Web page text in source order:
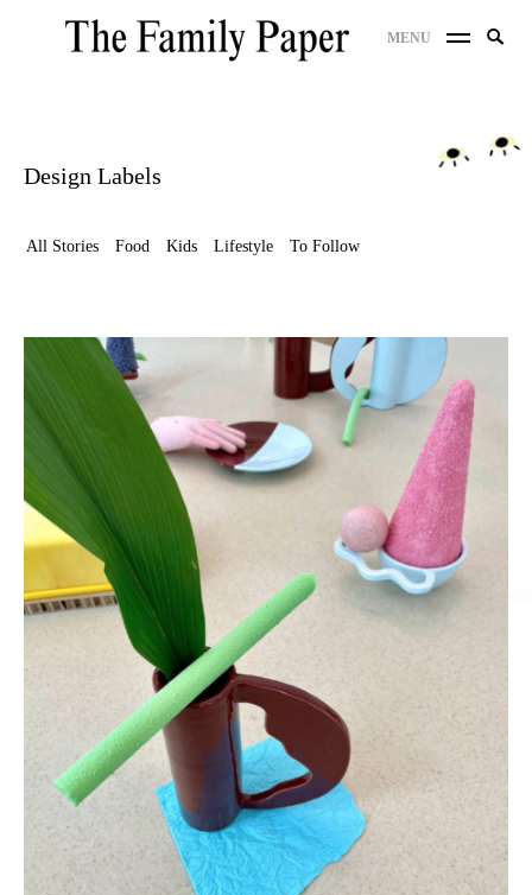
MENU
Design Labels
All Stories Food Kids Lifestyle To Follow
Search